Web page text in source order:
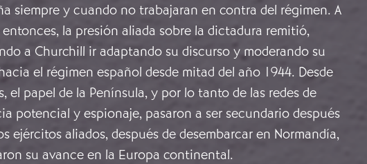
siempre y cuando no trabajaran en contra del régimen. A
la presión aliada sobre la dictadura remitió,
a Churchill ir adaptando su discurso y moderando su
el régimen español desde mitad del año 1944. Desde
el papel de la Península, y por lo tanto de las redes de
potencial y espionaje, pasaron a ser secundario después
ejércitos aliados, después de desembarcar en Normandía,
su avance en la Europa continental.